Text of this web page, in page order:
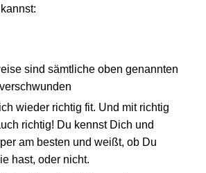
sind sämtliche oben genannten
wieder richtig fit. Und mit richtig
richtig! Du kennst Dich und
am besten und weißt, ob Du
hast, oder nicht.